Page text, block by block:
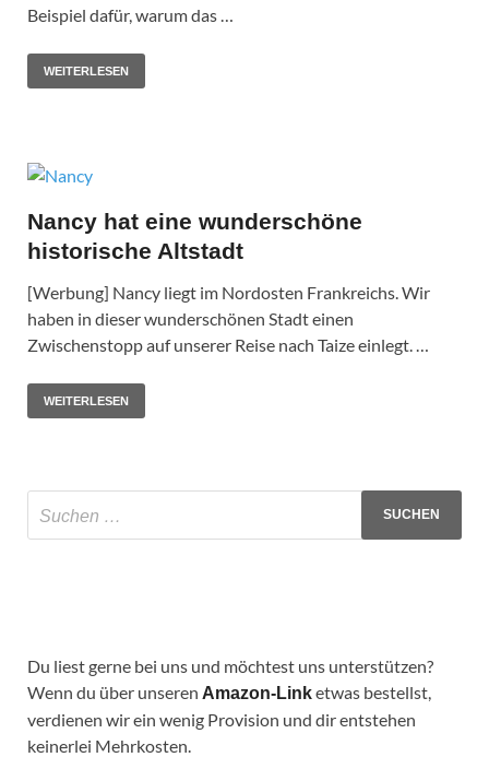
Beispiel dafür, warum das …
WEITERLESEN
Nancy hat eine wunderschöne
historische Altstadt
[Werbung] Nancy liegt im Nordosten Frankreichs. Wir
haben in dieser wunderschönen Stadt einen
Zwischenstopp auf unserer Reise nach Taize einlegt. …
WEITERLESEN
Du liest gerne bei uns und möchtest uns unterstützen?
Wenn du über unseren Amazon-Linketwas bestellst,
verdienen wir ein wenig Provision und dir entstehen
keinerlei Mehrkosten.